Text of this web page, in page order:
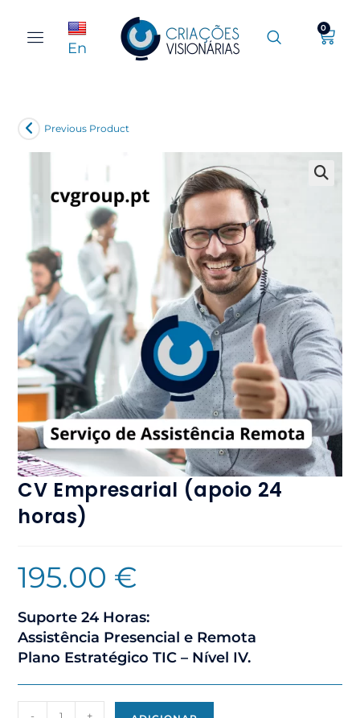
En
0
Previous Product
CV Empresarial (apoio 24
horas)
195.00 €
Suporte 24 Horas:
Assistência Presencial e Remota
Plano Estratégico TIC – Nível IV.